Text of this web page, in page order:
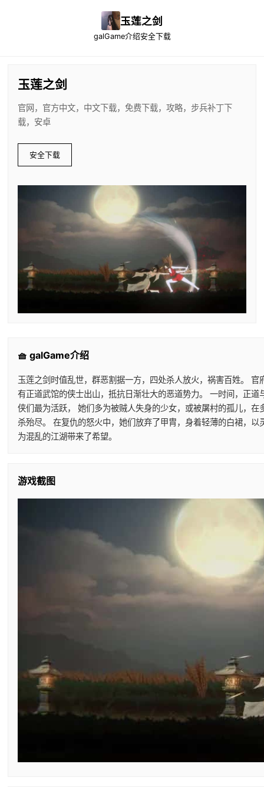
玉莲之剑
galGame介绍安全下载
玉莲之剑
官网，官方中文，中文下载，免费下载，攻略，步兵补丁下
载，安卓
安全下载
🧺 galGame介绍
玉莲之剑时值乱世，群恶割据一方，四处杀人放火，祸害百姓。
有正道武馆的侠士出山，抵抗日渐壮大的恶道势力。 一时间，正
侠们最为活跃， 她们多为被贼人失身的少女，或被屠村的孤儿，
杀殆尽。 在复仇的怒火中，她们放弃了甲胄，身着轻薄的白裙，
为混乱的江湖带来了希望。
游戏截图